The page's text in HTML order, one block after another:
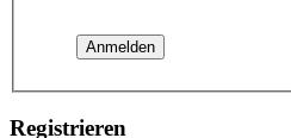
Registrieren